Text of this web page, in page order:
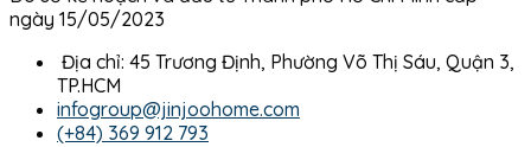
ngày 15/05/2023
Địa chỉ: 45 Trương Định, Phường Võ Thị Sáu, Quận 3,
TP.HCM
infogroup@jinjoohome.com
(+84) 369 912 793